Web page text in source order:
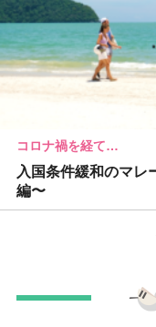
コロナ禍を経て…
入国条件緩和のマレ
編〜